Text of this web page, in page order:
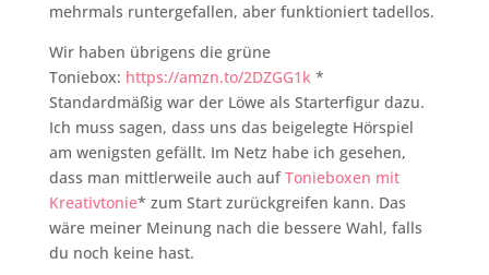
mehrmals runtergefallen, aber funktioniert tadellos.
Wir haben übrigens die grüne
Toniebox: https://amzn.to/2DZGG1k*
Standardmäßig war der Löwe als Starterfigur dazu.
Ich muss sagen, dass uns das beigelegte Hörspiel
am wenigsten gefällt. Im Netz habe ich gesehen,
dass man mittlerweile auch aufTonieboxen mit
Kreativtonie* zum Start zurückgreifen kann. Das
wäre meiner Meinung nach die bessere Wahl, falls
du noch keine hast.